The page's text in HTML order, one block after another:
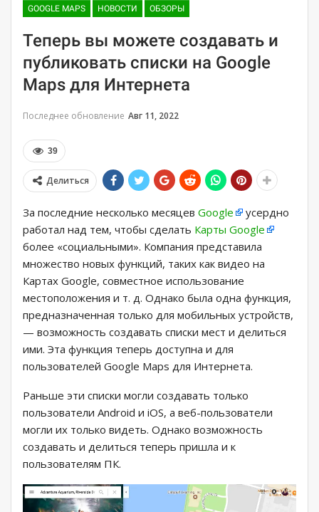
GOOGLE MAPS НОВОСТИ ОБЗОРЫ
Теперь вы можете создавать и
публиковать списки на Google
Maps для Интернета
Последнее обновление Авг 11, 2022
39
Делиться
За последние несколько месяцев Google
усердно
работал над тем, чтобы сделать Карты Google
более «социальными». Компания представила
множество новых функций, таких как видео на
Картах Google, совместное использование
местоположения и т. д. Однако была одна функция,
предназначенная только для мобильных устройств,
— возможность создавать списки мест и делиться
ими. Эта функция теперь доступна и для
пользователей Google Maps для Интернета.
Раньше эти списки могли создавать только
пользователи Android и iOS, а веб-пользователи
могли их только видеть. Однако возможность
создавать и делиться теперь пришла и к
пользователям ПК.